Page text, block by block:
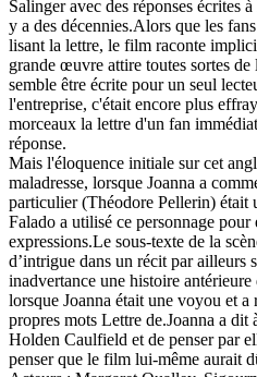
Salinger avec des réponses écrites
y a des décennies.Alors que les
lisant la lettre, le film raconte
grande œuvre attire toutes sortes de
semble être écrite pour un seul
l'entreprise, c'était encore plus
morceaux la lettre d'un fan
réponse.
Mais l'éloquence initiale sur cet
maladresse, lorsque Joanna a
particulier (Théodore Pellerin) était
Falado a utilisé ce personnage
expressions.Le sous-texte de la
d’intrigue dans un récit par ailleurs
inadvertance une histoire
lorsque Joanna était une voyou et a
propres mots Lettre de.Joanna a dit
Holden Caulfield et de penser par
penser que le film lui-même aurait